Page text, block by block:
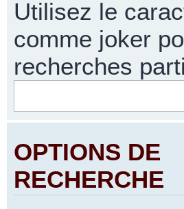
Utilisez le
comme joker
recherches
OPTIONS DE
RECHERCHE